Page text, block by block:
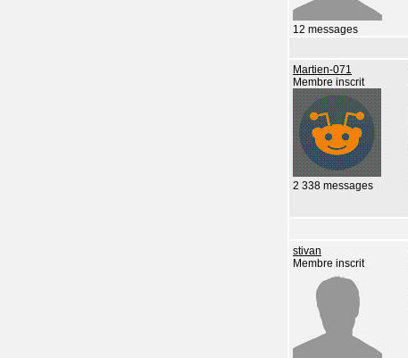
12 messages
Martien-071
Membre inscrit
2 338 messages
stivan
Membre inscrit